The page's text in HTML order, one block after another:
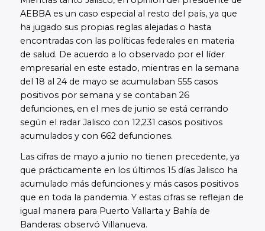
AEBBA es un caso especial al resto del país, ya que
ha jugado sus propias reglas alejadas o hasta
encontradas con las políticas federales en materia
de salud. De acuerdo a lo observado por el líder
empresarial en este estado, mientras en la semana
del 18 al 24 de mayo se acumulaban 555 casos
positivos por semana y se contaban 26
defunciones, en el mes de junio se está cerrando
según el radar Jalisco con 12,231 casos positivos
acumulados y con 662 defunciones.
Las cifras de mayo a junio no tienen precedente, ya
que prácticamente en los últimos 15 días Jalisco ha
acumulado más defunciones y más casos positivos
que en toda la pandemia. Y estas cifras se reflejan de
igual manera para Puerto Vallarta y Bahía de
Banderas: observó Villanueva.